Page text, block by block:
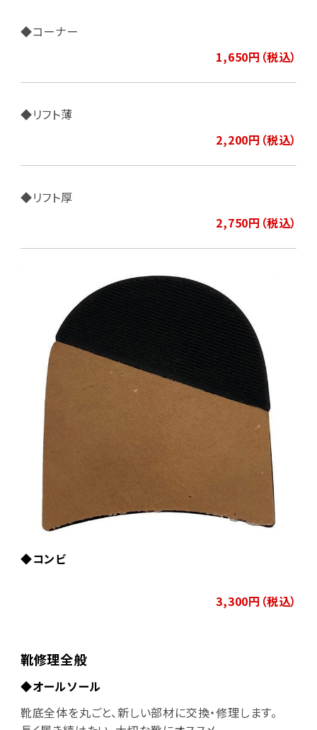
◆コーナー
1,650円（税込）
◆リフト薄
2,200円（税込）
◆リフト厚
2,750円（税込）
◆コンビ
3,300円（税込）
靴修理全般
◆オールソール
靴底全体を丸ごと、新しい部材に交換・修理します。